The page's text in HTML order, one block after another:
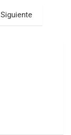
Siguiente